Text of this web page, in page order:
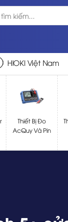
HIOKI Việt Nam
Thiết Bị Đo
AcQuy Và Pin